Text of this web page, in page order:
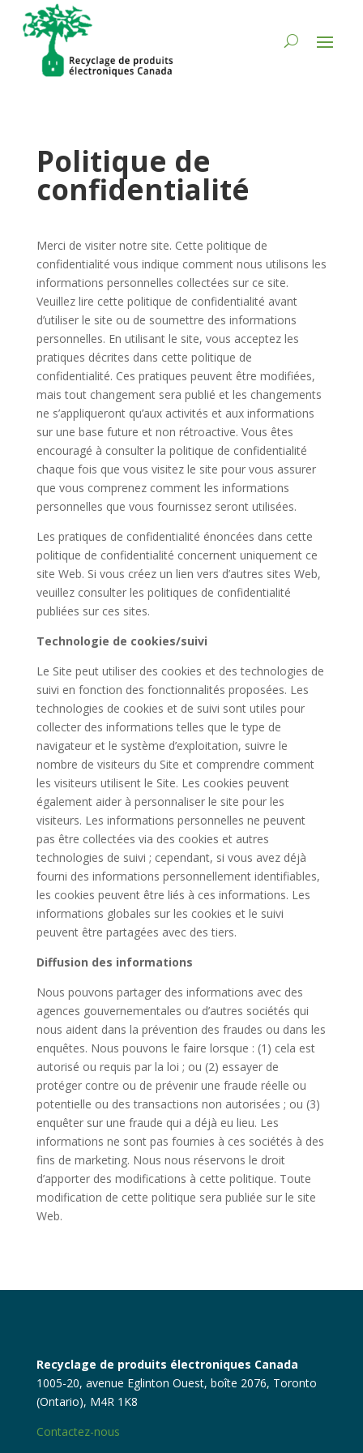
Politique de
confidentialité
Merci de visiter notre site. Cette politique de
confidentialité vous indique comment nous utilisons les
informations personnelles collectées sur ce site.
Veuillez lire cette politique de confidentialité avant
d’utiliser le site ou de soumettre des informations
personnelles. En utilisant le site, vous acceptez les
pratiques décrites dans cette politique de
confidentialité. Ces pratiques peuvent être modifiées,
mais tout changement sera publié et les changements
ne s’appliqueront qu’aux activités et aux informations
sur une base future et non rétroactive. Vous êtes
encouragé à consulter la politique de confidentialité
chaque fois que vous visitez le site pour vous assurer
que vous comprenez comment les informations
personnelles que vous fournissez seront utilisées.
Les pratiques de confidentialité énoncées dans cette
politique de confidentialité concernent uniquement ce
site Web. Si vous créez un lien vers d’autres sites Web,
veuillez consulter les politiques de confidentialité
publiées sur ces sites.
Technologie de cookies/suivi
Le Site peut utiliser des cookies et des technologies de
suivi en fonction des fonctionnalités proposées. Les
technologies de cookies et de suivi sont utiles pour
collecter des informations telles que le type de
navigateur et le système d’exploitation, suivre le
nombre de visiteurs du Site et comprendre comment
les visiteurs utilisent le Site. Les cookies peuvent
également aider à personnaliser le site pour les
visiteurs. Les informations personnelles ne peuvent
pas être collectées via des cookies et autres
technologies de suivi ; cependant, si vous avez déjà
fourni des informations personnellement identifiables,
les cookies peuvent être liés à ces informations. Les
informations globales sur les cookies et le suivi
peuvent être partagées avec des tiers.
Diffusion des informations
Nous pouvons partager des informations avec des
agences gouvernementales ou d’autres sociétés qui
nous aident dans la prévention des fraudes ou dans les
enquêtes. Nous pouvons le faire lorsque : (1) cela est
autorisé ou requis par la loi ; ou (2) essayer de
protéger contre ou de prévenir une fraude réelle ou
potentielle ou des transactions non autorisées ; ou (3)
enquêter sur une fraude qui a déjà eu lieu. Les
informations ne sont pas fournies à ces sociétés à des
fins de marketing. Nous nous réservons le droit
d’apporter des modifications à cette politique. Toute
modification de cette politique sera publiée sur le site
Web.
Recyclage de produits électroniques Canada
1005-20, avenue Eglinton Ouest, boîte 2076, Toronto
(Ontario), M4R 1K8
Contactez-nous